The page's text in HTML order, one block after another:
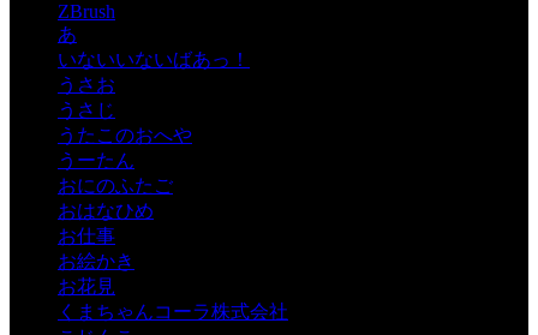
ZBrush
あ
いないいないばあっ！
うさお
うさじ
うたこのおへや
うーたん
おにのふたご
おはなひめ
お仕事
お絵かき
お花見
くまちゃんコーラ株式会社